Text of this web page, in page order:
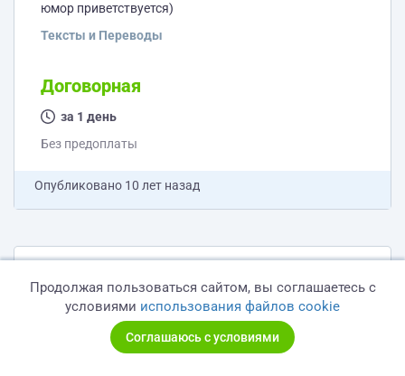
юмор приветствуется)
Тексты и Переводы
Договорная
за 1 день
Без предоплаты
Опубликовано 10 лет назад
Есть буклет в отсканированном виде, необходимо
разработать новый буклет, максимально
приближенный по стилю к отсканированному , но с
новыми текстами, фото, логотипом.
Продолжая пользоваться сайтом, вы соглашаетесь с
условиями использования файлов cookie
Соглашаюсь с условиями